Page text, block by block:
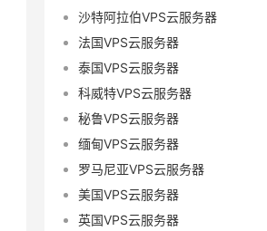
沙特阿拉伯VPS云服务器
法国VPS云服务器
泰国VPS云服务器
科威特VPS云服务器
秘鲁VPS云服务器
缅甸VPS云服务器
罗马尼亚VPS云服务器
美国VPS云服务器
英国VPS云服务器